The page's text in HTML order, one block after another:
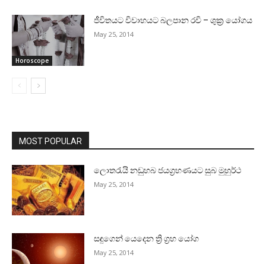
Horoscope
ජීවිතයට විවාහයට බලපාන රවි – ශුක්‍ර යෝගය
May 25, 2014
MOST POPULAR
ලොතරැයි නඩුහබ ජයග්‍රහණයට සුබ මුහුර්ථ
May 25, 2014
සඳුගෙන් යෙදෙන ත්‍රි ග්‍රහ යෝග
May 25, 2014